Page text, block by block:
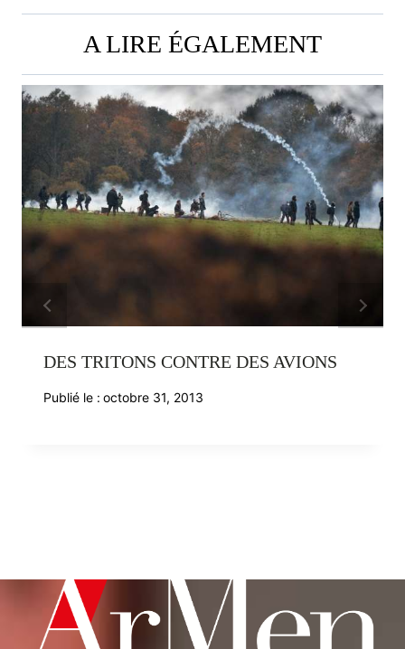
A LIRE ÉGALEMENT
DES TRITONS CONTRE DES AVIONS
Publié le : octobre 31, 2013